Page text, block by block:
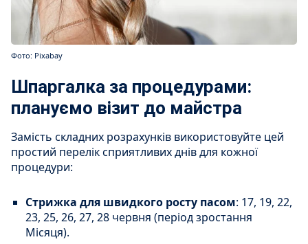
Фото: Pixabay
Шпаргалка за процедурами:
плануємо візит до майстра
Замість складних розрахунків використовуйте цей
простий перелік сприятливих днів для кожної
процедури:
Стрижка для швидкого росту пасом: 17, 19, 22,
23, 25, 26, 27, 28 червня (період зростання
Місяця).